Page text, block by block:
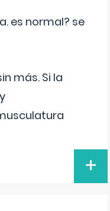
es normal? se
más. Si la
+